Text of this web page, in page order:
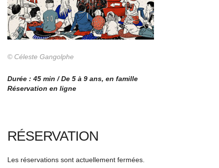
© Céleste Gangolphe
Durée : 45 min / De 5 à 9 ans, en famille
Réservation en ligne
RÉSERVATION
Les réservations sont actuellement fermées.